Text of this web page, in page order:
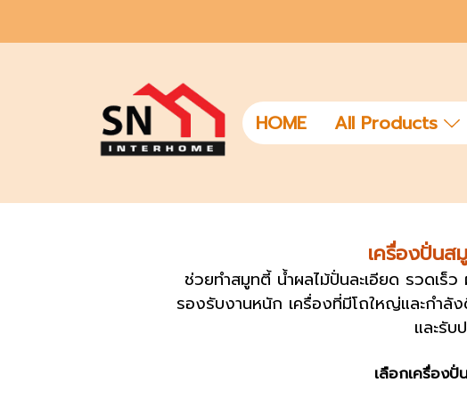
HOME All Products
เครื่องปั่นส
ช่วยทำสมูทตี้ น้ำผลไม้ปั่นละเอียด รวดเร็ว
รองรับงานหนัก เครื่องที่มีโถใหญ่และกำลัง
และรับ
เลือกเครื่อง